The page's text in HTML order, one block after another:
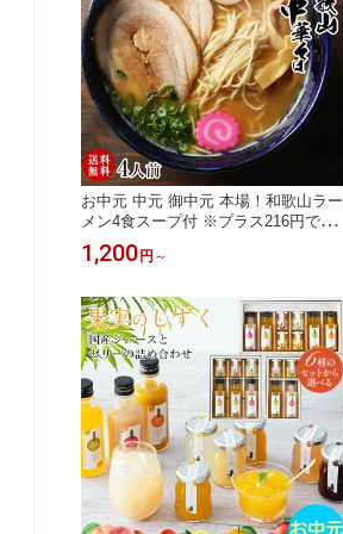
お中元 中元 御中元 本場！和歌山ラー
メン4食スープ付 ※プラス216円で
「味付メンマ」付 濃厚豚骨醤油スー
プとこだわりの半生製法のストレート
し ギフト グルメ 送料無料
1,200円 ～